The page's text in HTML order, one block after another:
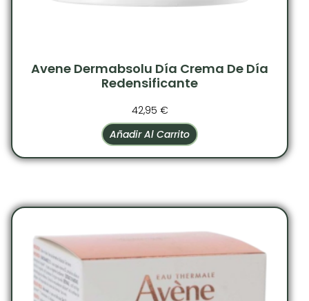
Avene Dermabsolu Día Crema De Día
Redensificante
42,95 €
Añadir Al Carrito